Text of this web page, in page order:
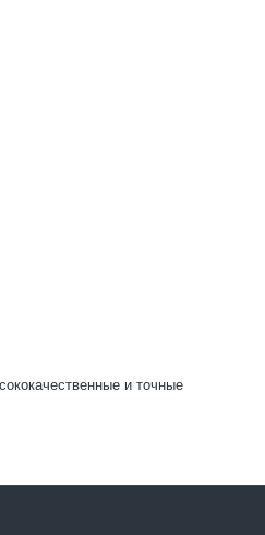
и точные